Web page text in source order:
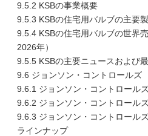
9.5.2 KSBの事業概要
9.5.3 KSBの住宅用バルブの主要
9.5.4 KSBの住宅用バルブの世界
2026年）
9.5.5 KSBの主要ニュースおよび
9.6 ジョンソン・コントロールズ
9.6.1 ジョンソン・コントロール
9.6.2 ジョンソン・コントロール
9.6.3 ジョンソン・コントロール
ラインナップ